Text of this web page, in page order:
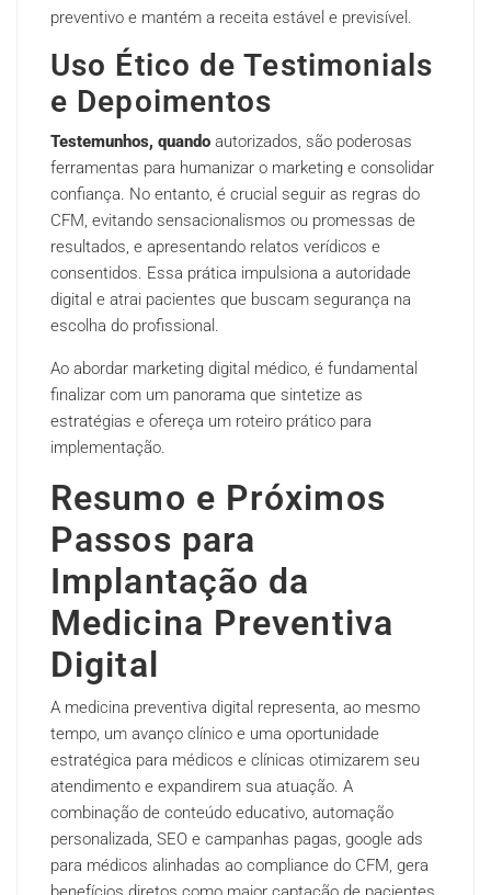
preventivo e mantém a receita estável e previsível.
Uso Ético de Testimonials
e Depoimentos
Testemunhos, quando autorizados, são poderosas
ferramentas para humanizar o marketing e consolidar
confiança. No entanto, é crucial seguir as regras do
CFM, evitando sensacionalismos ou promessas de
resultados, e apresentando relatos verídicos e
consentidos. Essa prática impulsiona a autoridade
digital e atrai pacientes que buscam segurança na
escolha do profissional.
Ao abordar marketing digital médico, é fundamental
finalizar com um panorama que sintetize as
estratégias e ofereça um roteiro prático para
implementação.
Resumo e Próximos
Passos para
Implantação da
Medicina Preventiva
Digital
A medicina preventiva digital representa, ao mesmo
tempo, um avanço clínico e uma oportunidade
estratégica para médicos e clínicas otimizarem seu
atendimento e expandirem sua atuação. A
combinação de conteúdo educativo, automação
personalizada, SEO e campanhas pagas, google ads
para médicos alinhadas ao compliance do CFM, gera